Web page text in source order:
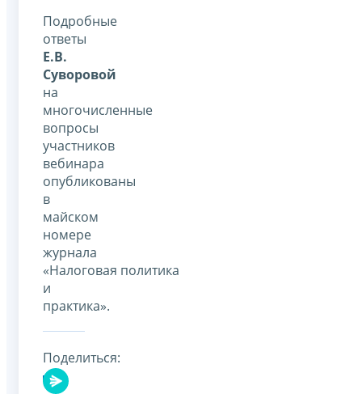
Подробные
ответы
Е.В.
Суворовой
на
многочисленные
вопросы
участников
вебинара
опубликованы
в
майском
номере
журнала
«Налоговая политика
и
практика».
Поделиться: